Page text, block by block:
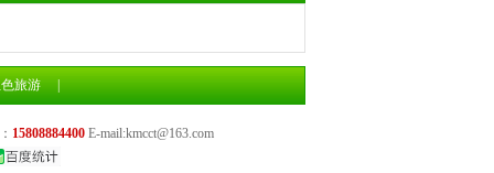
旅游
15808884400 E-mail:kmcct@163.com